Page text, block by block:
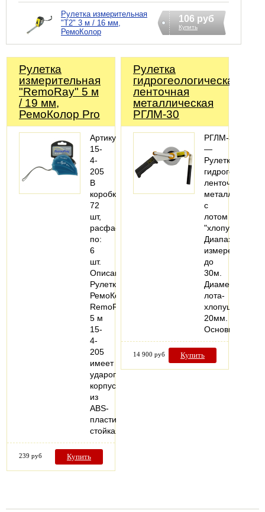
Рулетка измерительная
"T2" 3 м / 16 мм,
РемоКолор
106 руб
Купить
Рулетка
измерительная
"RemoRay" 5 м
/ 19 мм,
РемоКолор Pro
Артикул:
15-
4-
205
В
коробке:
72
шт,
расфасовано
по:
6
шт.
Описание:
Рулетка
РемоКолор
RemoRay
5 м
15-
4-
205
имеет
ударопрочный
корпус
из
ABS-
пластика,
стойкая…
239 руб Купить
Рулетка
гидрогеологическая
ленточная
металлическая
РГЛМ-30
РГЛМ-30
—
Рулетка
ленточная
металлическая
с
лотом
"хлопушкой".
Диапазон
измерений
до
30м.
Диаметр
лота-
хлопушки
20мм.
Основные…
14 900 руб Купить